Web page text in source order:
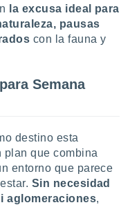
la excusa ideal para
pausas
con la fauna y
Semana
destino esta
plan que combina
entorno que parece
Sin necesidad
aglomeraciones,